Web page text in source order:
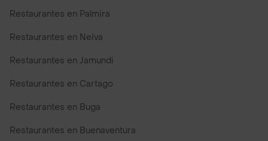
Restaurantes en Palmira
Restaurantes en Neiva
Restaurantes en Jamundi
Restaurantes en Cartago
Restaurantes en Buga
Restaurantes en Buenaventura